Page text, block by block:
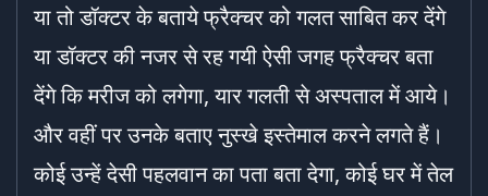
या तो डॉक्टर के बताये फ्रैक्चर को गलत साबित कर देंगे
या डॉक्टर की नजर से रह गयी ऐसी जगह फ्रैक्चर बता
देंगे कि मरीज को लगेगा, यार गलती से अस्पताल में आये।
और वहीं पर उनके बताए नुस्खे इस्तेमाल करने लगते हैं।
कोई उन्हें देसी पहलवान का पता बता देगा, कोई घर में तेल